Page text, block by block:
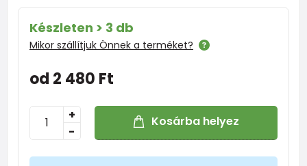
Készleten > 3 db
Mikor szállítjuk Önnek a terméket?
od 2 480 Ft
-
+ Kosárba helyez